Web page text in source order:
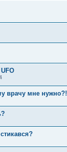
врачу мне нужно?!